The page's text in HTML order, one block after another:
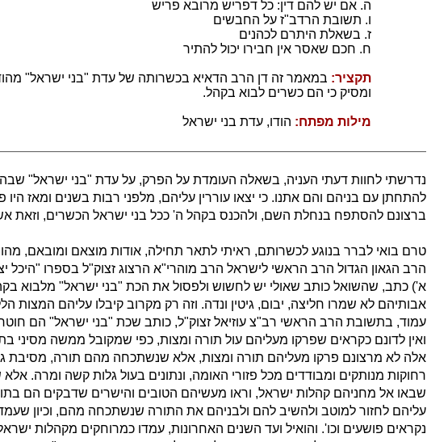
ה. אם יש להם דין: כל דפריש מרובא פריש
ו. תשובת הרדב"ז על החבשים
ז. בשאלת היתרם לכהנים
ח. חכם שאסר אין חבירו יכול להתיר
תקציר: במאמר זה דן הרב הדאיא בכשרותה של עדת "בני ישראל"
ומסיק כי הם כשרים לבוא בקהל.
מילות מפתח: הודו, עדת בני ישראל
נדרשתי לחוות דעתי העניה, בשאלה העומדת על הפרק, על עדת "בני ישראל"
להתחתן עם בניהם והם אתנו. כי יצאו עוררין עליהם, מלפני רבות בשנים ומאז
ברצונם להסתפח בנחלת השם, ולהכנס בקהל ה' ככל בני ישראל הכשרים, וזאת
טרם בואי לברר בנוגע לכשרותם, ראיתי לתאר תחילה, אודות מוצאם ומובאם,
הרב הגאון הגדול הרב הראשי לישראל הרב מוהרי"א הרצוג זצוק"ל בספרו "היכל
א') כתב, שהשואל כותב שאולי יש לחשוש ולפסול את הכת "בני ישראל" מלבוא
אבותיהם לא שמרו חליצה, יבום, גיטין ונדה. וזה רק מקרוב קיבלו עליהם המצות
עמוד, בתשובת הרב הראשי רב"צ עוזיאל זצוק"ל, כותב שכת "בני ישראל" הם
ואין לדונם כקראים שפרקו מעליהם עול תורה ומצות, כפי שמקובל ממשה מסיני
אלה לא מרצונם פרקו מעליהם תורה ומצות, אלא שנשתכחה מהם תורה, מסיבת
רחוקות מנותקים ומבודדים מכל פזורי האומה, ונתונים בעול גלות קשה ומרה.
שבאו אל מחניהם קהלות ישראל, וראו מעשיהם הטובים והישרים שדבקים הם
עליהם לחזור למוטב ולהשיב להם ולבניהם את התורה שנשתכחה מהם, וכיון
נקראים פושעים וכו'. והואיל ועד השנים האחרונות, עמדו כמרוחקים מקהלות